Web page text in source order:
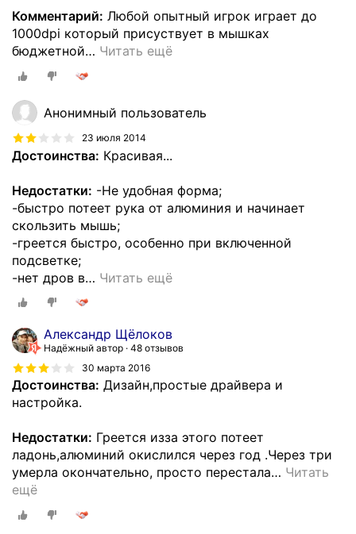
Комментарий: Любой опытный игрок играет до
1000dpi который присуствует в мышках
бюджетной… Читать ещё
Анонимный пользователь
23 июля 2014
Достоинства: Красивая...
Недостатки: -Не удобная форма;
-быстро потеет рука от алюминия и начинает
скользить мышь;
-греется быстро, особенно при включенной
подсветке;
-нет дров в… Читать ещё
Александр Щёлоков
Надёжный автор 48 отзывов
30 марта 2016
Достоинства: Дизайн,простые драйвера и
настройка.
Недостатки: Греется изза этого потеет
ладонь,алюминий окислился через год .Через три
умерла окончательно, просто перестала… Читать
ещё